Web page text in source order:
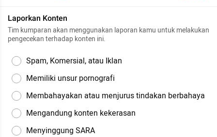
Laporkan Konten
Tim kumparan akan menggunakan laporan kamu untuk melakukan
pengecekan terhadap konten ini.
Spam, Komersial, atau Iklan
Memiliki unsur pornografi
Membahayakan atau menjurus tindakan berbahaya
Mengandung konten kekerasan
Menyinggung SARA